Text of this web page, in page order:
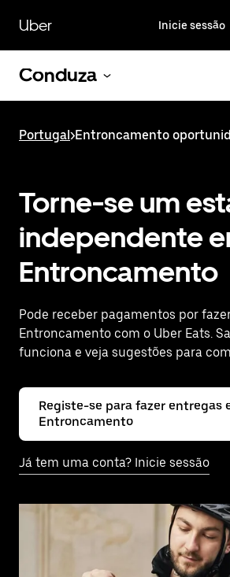
para
conteúdo
Uber Inicie sessão
Conduza
Portugal>Entroncamento
Torne-se um
independente
Entroncamento
Pode receber pagamentos por
Entroncamento com o Uber Eats.
funciona e veja sugestões para
Registe-se para fazer entregas
Entroncamento
Já tem uma conta? Inicie sessão